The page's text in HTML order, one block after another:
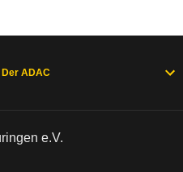
Der ADAC
e.V.